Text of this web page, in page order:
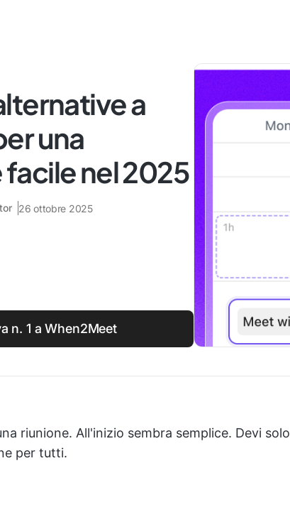
a
una
nel 2025
26 ottobre 2025
n. 1 a When2Meet
riunione. All'inizio sembra semplice. Devi solo
per tutti.